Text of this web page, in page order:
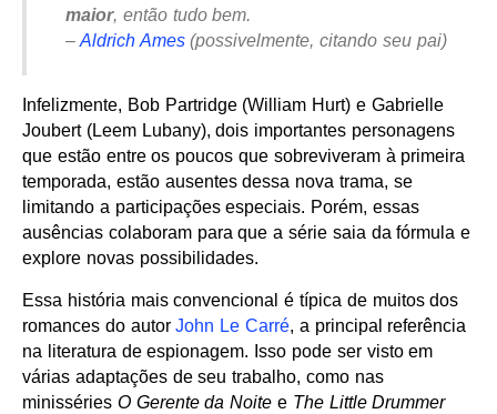
maior, então tudo bem.
– Aldrich Ames(possivelmente, citando seu pai)
Infelizmente, Bob Partridge (William Hurt) e Gabrielle
Joubert (Leem Lubany), dois importantes personagens
que estão entre os poucos que sobreviveram à primeira
temporada, estão ausentes dessa nova trama, se
limitando a participações especiais. Porém, essas
ausências colaboram para que a série saia da fórmula e
explore novas possibilidades.
Essa história mais convencional é típica de muitos dos
romances do autorJohn Le Carré, a principal referência
na literatura de espionagem. Isso pode ser visto em
várias adaptações de seu trabalho, como nas
minisséries O Gerente da Noite e The Little Drummer